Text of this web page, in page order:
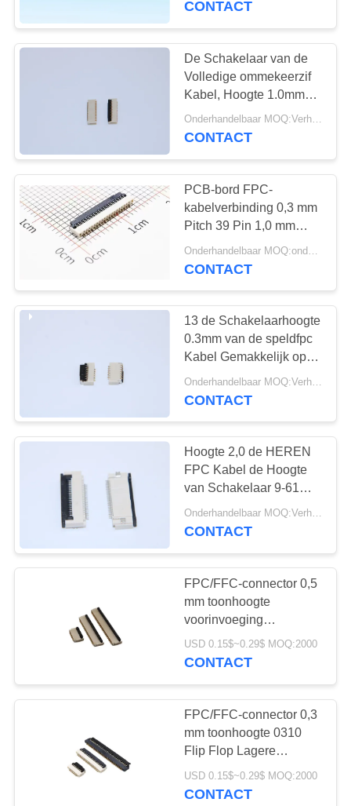
CONTACT
De Schakelaar van de
Volledige ommekeerzif
Kabel, Hoogte 1.0mm
Elektrokabelschakelaars
9-61 Spelden
Onderhandelbaar MOQ:Verhandelbaar
CONTACT
PCB-bord FPC-
kabelverbinding 0,3 mm
Pitch 39 Pin 1,0 mm
High Easy On R/A Type
CONTACT
13 de Schakelaarhoogte
0.3mm van de speldfpc
Kabel Gemakkelijk op
R/A SMT met Hoogte
1,0 MM.
Onderhandelbaar MOQ:Verhandelbaar
CONTACT
Hoogte 2,0 de HEREN
FPC Kabel de Hoogte
van Schakelaar 9-61
Spelden voor
Communicatie Industrie
Onderhandelbaar MOQ:Verhandelbaar
CONTACT
FPC/FFC-connector 0,5
mm toonhoogte
voorinvoeging
achtervergrendeling
zachte rij
USD 0.15$~0.29$ MOQ:2000
CONTACT
FPC/FFC-connector 0,3
mm toonhoogte 0310
Flip Flop Lagere
verbinding Flexibele
rijbushoogte 1,0 mm9-
USD 0.15$~0.29$ MOQ:2000
CONTACT